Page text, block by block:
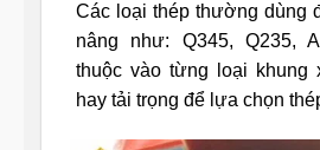
Các loại thép thường dùng
nâng như: Q345, Q235,
thuộc vào từng loại khung
hay tải trọng để lựa chọn